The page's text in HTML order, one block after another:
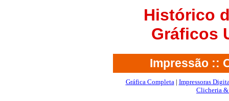
Histórico
Gráficos
Impressão ::
Gráfica Completa| Impressoras
Clicheria